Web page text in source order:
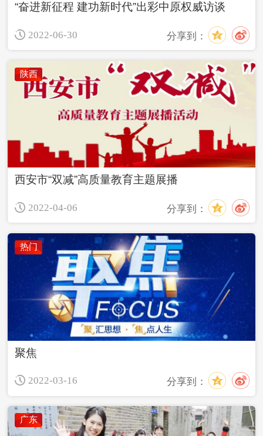
“奋进新征程 建功新时代”出彩中原权威访谈
2022-06-30 分享到：
陕西
西安市“双减”高质量教育主题展播
2022-04-06 分享到：
热门
聚焦
2022-03-16 分享到：
广东